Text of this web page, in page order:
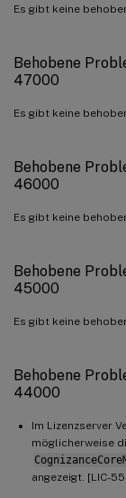
Es gibt keine
Behobene
47000
Es gibt keine
Behobene
46000
Es gibt keine
Behobene
45000
Es gibt keine
Behobene
44000
Im Lizenzserver
möglicherweise
angezeigt. [LIC-